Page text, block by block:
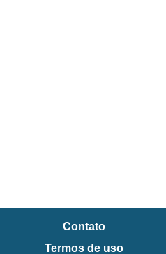
Contato
Termos de uso